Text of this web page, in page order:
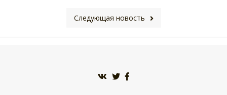
Следующая новость